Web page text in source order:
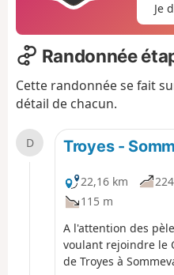
Je
Randonnée
Cette randonnée se fait
détail de chacun.
D Troyes -
22,16 km
115 m
A l'attention des
voulant rejoindre le
de Troyes à